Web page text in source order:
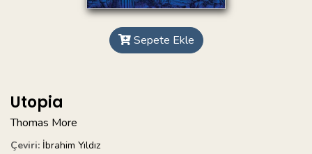
Sepete Ekle
Utopia
Thomas More
Çeviri: İbrahim Yıldız